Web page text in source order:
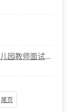
2025内蒙古呼和浩特土默特左旗教育局招聘幼儿园教师面试公告
尾页